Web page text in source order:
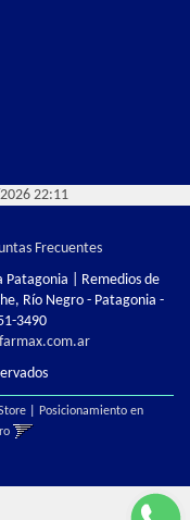
22:11
Frecuentes
Patagonia | Remedios de
Río Negro - Patagonia -
3490
|
Posicionamiento en